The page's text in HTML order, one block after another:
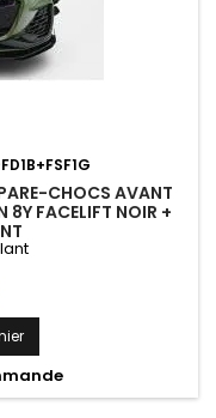
CHOCS AVANT
8Y FACELIFT NOIR +